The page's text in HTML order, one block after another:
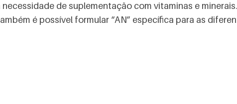
de suplementação com vitaminas e
é possível formular “AN” específica para as